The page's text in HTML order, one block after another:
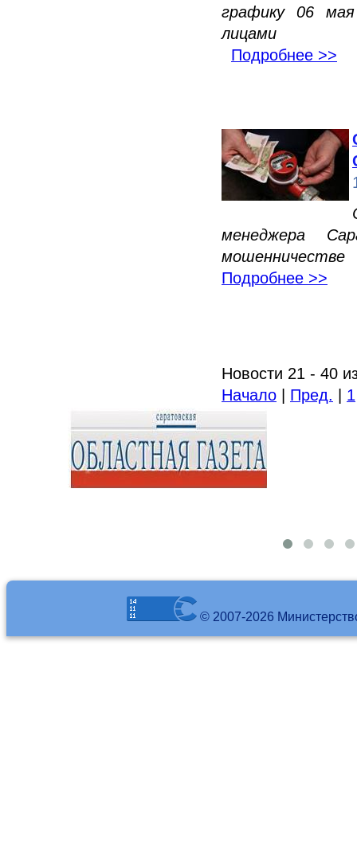
графику 06
лицами
Подробнее >>
менеджера
мошенничестве
Подробнее >>
Новости 21 - 40
Начало
Пред. 1
© 2007-2026